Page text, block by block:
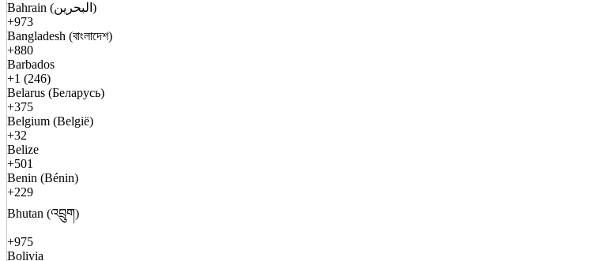
Bahrain (البحرين)
+973
Bangladesh (বাংলাদেশ)
+880
Barbados
+1 (246)
Belarus (Беларусь)
+375
Belgium (België)
+32
Belize
+501
Benin (Bénin)
+229
Bhutan (འབྲུག)
+975
Bolivia